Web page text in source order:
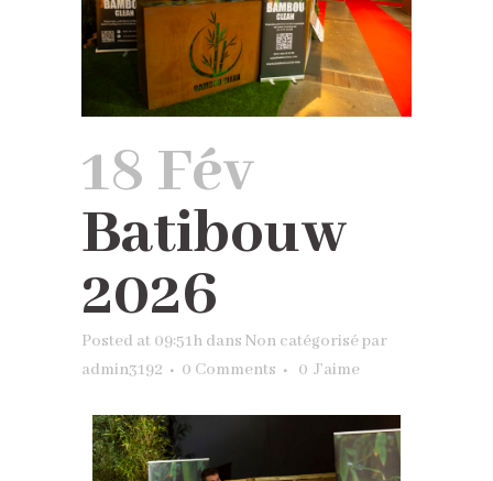
18 Fév
Batibouw
2026
Posted at 09:51h dans Non catégorisépar
admin3192
0 Comments 0 J’aime